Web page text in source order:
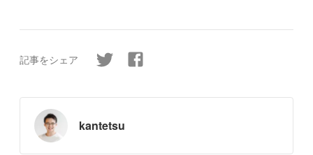
記事をシェア
kantetsu